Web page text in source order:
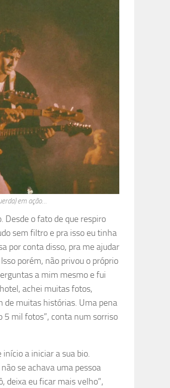
em ação…
Desde o fato de que respiro
sem filtro e pra isso eu tinha
por conta disso, pra me ajudar
porém, não privou o próprio
a mim mesmo e fui
achei muitas fotos,
de muitas histórias. Uma pena
5 mil fotos”, conta num sorriso
a iniciar a sua bio.
se achava uma pessoa
deixa eu ficar mais velho”,